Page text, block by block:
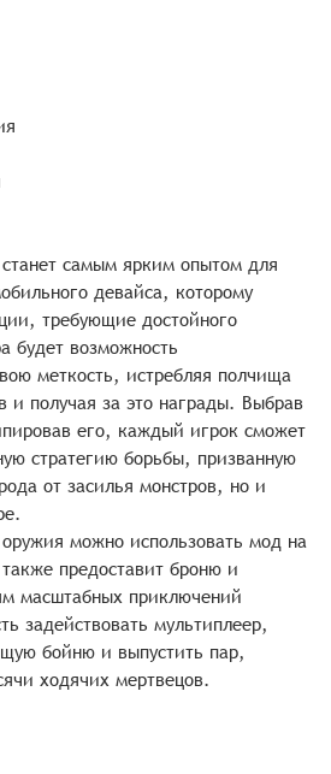
станет самым ярким опытом для
девайса, которому
требующие достойного
будет возможность
меткость, истребляя полчища
и получая за это награды. Выбрав
его, каждый игрок сможет
стратегию борьбы, призванную
от засилья монстров, но и
можно использовать мод на
предоставит броню и
масштабных приключений
задействовать мультиплеер,
бойню и выпустить пар,
ходячих мертвецов.